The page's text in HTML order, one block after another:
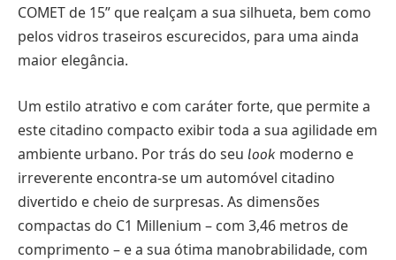
COMET de 15” que realçam a sua silhueta, bem como
pelos vidros traseiros escurecidos, para uma ainda
maior elegância.
Um estilo atrativo e com caráter forte, que permite a
este citadino compacto exibir toda a sua agilidade em
ambiente urbano. Por trás do seu look moderno e
irreverente encontra-se um automóvel citadino
divertido e cheio de surpresas. As dimensões
compactas do C1 Millenium – com 3,46 metros de
comprimento – e a sua ótima manobrabilidade, com